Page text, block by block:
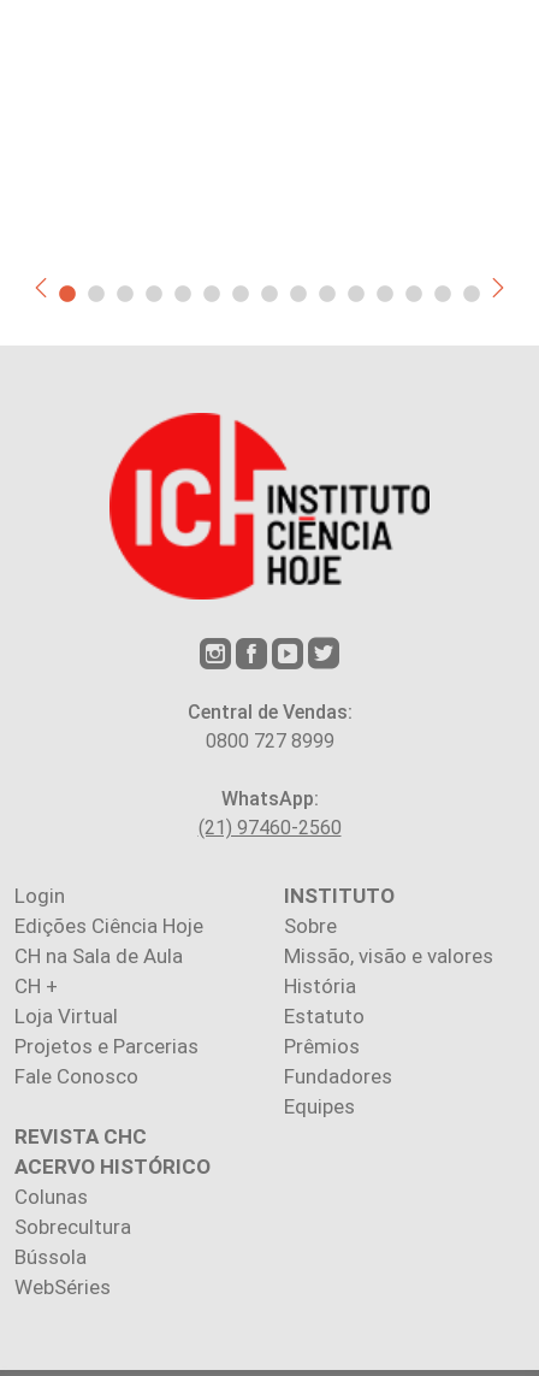
Central de Vendas:
0800 727 8999
WhatsApp:
(21) 97460-2560
Login
Edições Ciência Hoje
CH na Sala de Aula
CH +
Loja Virtual
Projetos e Parcerias
Fale Conosco
INSTITUTO
Sobre
Missão, visão e valores
História
Estatuto
Prêmios
Fundadores
Equipes
REVISTA CHC
ACERVO HISTÓRICO
Colunas
Sobrecultura
Bússola
WebSéries